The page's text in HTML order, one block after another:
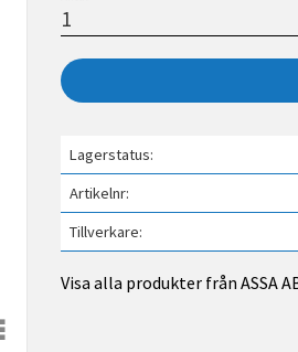
Lagerstatus
Artikelnr
Tillverkare
Visa alla produkter från ASSA